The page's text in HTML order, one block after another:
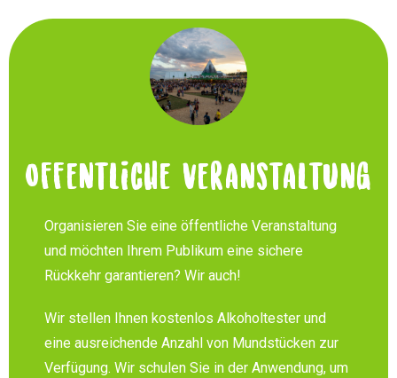
Offentliche Veranstaltung
Organisieren Sie eine öffentliche Veranstaltung
und möchten Ihrem Publikum eine sichere
Rückkehr garantieren? Wir auch!
Wir stellen Ihnen kostenlos Alkoholtester und
eine ausreichende Anzahl von Mundstücken zur
Verfügung. Wir schulen Sie in der Anwendung, um